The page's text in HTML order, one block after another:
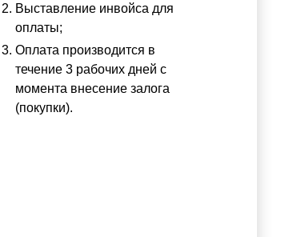
Выставление инвойса для
оплаты;
Оплата производится в
течение 3 рабочих дней с
момента внесение залога
(покупки).